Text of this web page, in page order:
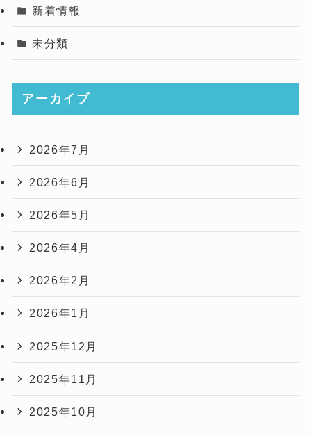
新着情報
未分類
アーカイブ
2026年7月
2026年6月
2026年5月
2026年4月
2026年2月
2026年1月
2025年12月
2025年11月
2025年10月